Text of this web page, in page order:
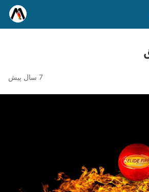
7 سال پیش